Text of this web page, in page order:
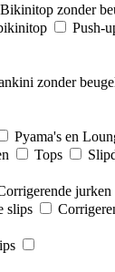
Bikinitop zonder
Push-
zonder
Pyama's en
Tops
jurken
slips